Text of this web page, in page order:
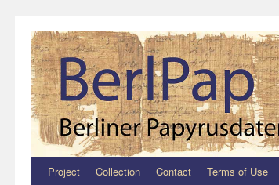
ZumProject Collection Contact Terms of Use